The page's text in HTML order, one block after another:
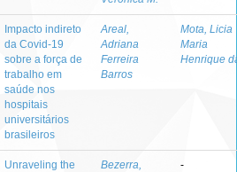
Impacto indireto
da Covid-19
sobre a força de
trabalho em
saúde nos
hospitais
universitários
brasileiros
Areal,
Adriana
Ferreira
Barros
Mota, Licia
Maria
Henrique
Unraveling the
Bezerra,
-